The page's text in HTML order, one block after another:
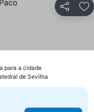
Partilhar
para a cidade
de Sevilha